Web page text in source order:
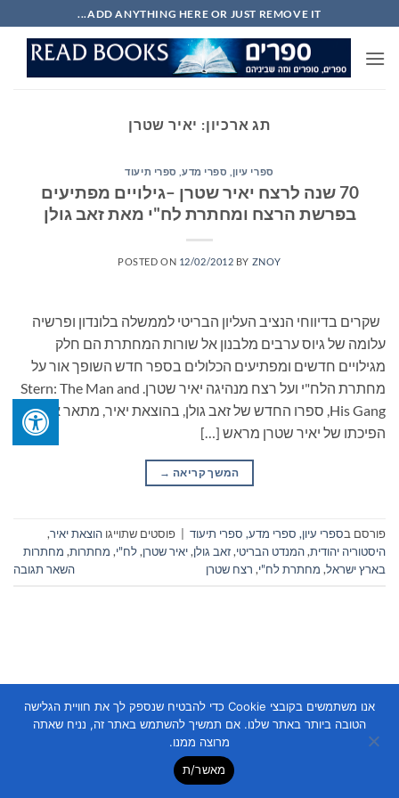
to
content
ADD ANYTHING HERE OR JUST REMOVE IT...
תג ארכיון: יאיר שטרן
ספרי עיון, ספרי מדע, ספרי תיעוד
70 שנה לרצח יאיר שטרן –גילויים מפתיעים
בפרשת הרצח ומחתרת לח"י מאת זאב גולן
POSTED ON 12/02/2012 BY ZNOY
שקרים בדיווחי הנציב העליון הבריטי לממשלה בלונדון ופרשיה
עלומה של גיוס ערבים מלבנון אל שורות המחתרת הם חלק
מגילויים חדשים ומפתיעים הכלולים בספר חדש השופך אור על
מחתרת הלח"י ועל רצח מנהיגה יאיר שטרן. Stern: The Man and
His Gang, ספרו החדש של זאב גולן, בהוצאת יאיר, מתאר את
הפיכתו של יאיר שטרן מראש […]
המשך קריאה →
פורסם בספרי עיון, ספרי מדע, ספרי תיעוד פוסטים שתוייגו הוצאת יאיר,
היסטוריה יהודית,המנדט הבריטי,זאב גולן,יאיר שטרן,לח"י, מחתרות, מחתרות
בארץ ישראל, מחתרת לח"י, רצח שטרן השאר תגובה
Copyright 2026 © Flatsome Themeאנו משתמשים בקובצי Cookie כדי להבטיח שנספק לך את חוויית הגלישה
הטובה ביותר באתר שלנו. אם תמשיך להשתמש באתר זה, נניח שאתה
מרוצה ממנו.
מאשר/ת